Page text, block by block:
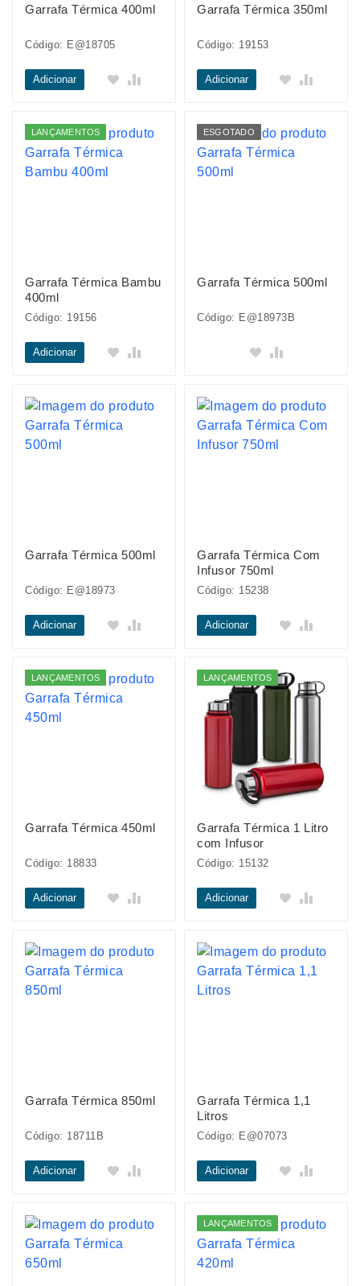
Garrafa Térmica 400ml
Código: E@18705
Adicionar
Garrafa Térmica 350ml
Código: 19153
Adicionar
LANÇAMENTOS
Garrafa Térmica Bambu
400ml
Código: 19156
Adicionar
ESGOTADO
Garrafa Térmica 500ml
Código: E@18973B
Garrafa Térmica 500ml
Código: E@18973
Adicionar
Garrafa Térmica Com
Infusor 750ml
Código: 15238
Adicionar
LANÇAMENTOS
Garrafa Térmica 450ml
Código: 18833
Adicionar
LANÇAMENTOS
Garrafa Térmica 1 Litro
com Infusor
Código: 15132
Adicionar
Garrafa Térmica 850ml
Código: 18711B
Adicionar
Garrafa Térmica 1,1
Litros
Código: E@07073
Adicionar
LANÇAMENTOS